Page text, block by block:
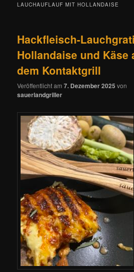
LAUCHAUFLAUF MIT HOLLANDAISE
Hackfleisch-
Hollandaise und Käse
dem Kontaktgrill
Veröffentlicht am7. Dezember 2025 von
sauerlandgriller